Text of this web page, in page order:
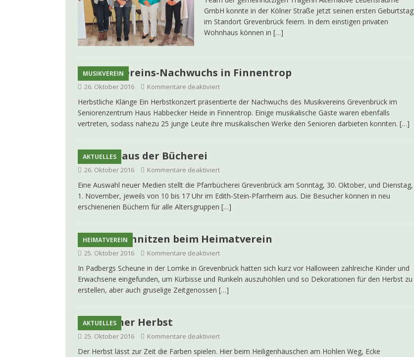
GmbH konnte in der Kölner Straße jetzt seinen ersten Geburtstag
im Standort Grevenbrück feiern. In dem einstigen privaten
Wohnhaus können in […]
MUSIKVEREIN
Musikvereins-Nachwuchs in Finnentrop
26. Oktober 2016 Kommentare deaktiviert
Herbstliche Klänge Ein Herbstkonzert präsentierte der Nachwuchs des Musikvereins Grevenbrück im
Seniorenzentrum Haus Habbecker Heide in Finnentrop. Einige musikalische Gäste waren ebenfalls
vertreten, sodass nahezu 25 junge Leute ihre musikalischen Werke den Senioren darbieten konnten. […]
AKTUELLES
Neues aus der Bücherei
26. Oktober 2016 Kommentare deaktiviert
Eine Auswahl neuer Medien stellt die Pfarrbücherei Grevenbrück am Sonntag, 30. Oktober, und Dienstag,
1. November, jeweils von 10 bis 17 Uhr im Edith-Stein-Pfarrheim aus. Die Besucher können in neu
erschienenen Büchern für alle Altersgruppen […]
HEIMATVEREIN
Kürbisschnitzen beim Heimatverein
25. Oktober 2016 Kommentare deaktiviert
In Padbergs Scheune in der Lomke in Grevenbrück hatten sich kurz vor Halloween zahlreiche Kinder und
Erwachsene eingefunden, um Kürbisse und Runkeln auszuhöhlen und so Dekorationen für den Herbst zu
erstellen, aber auch gruselige Zeitgenossen […]
AKTUELLES
Goldener Herbst
25. Oktober 2016 Kommentare deaktiviert
Der Herbst lässt zur Zeit die Farben spielen. Hier beim Heiligenhäuschen am Hohlen Weg, Ecke